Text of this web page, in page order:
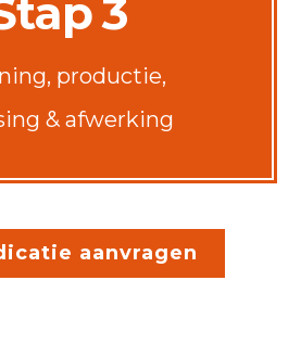
3
productie,
& afwerking
aanvragen